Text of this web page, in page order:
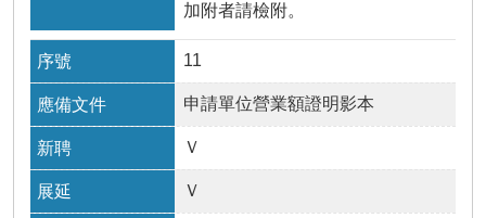
加附者請檢附。
11
申請單位營業額證明影本
Ｖ
Ｖ